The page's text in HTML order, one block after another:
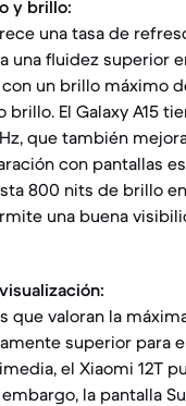
y brillo:
una tasa de
una fluidez superior
un brillo máximo
El Galaxy A15
que también
con pantallas
800 nits de brillo
una buena
que valoran la
superior para
el Xiaomi 12T
la pantalla